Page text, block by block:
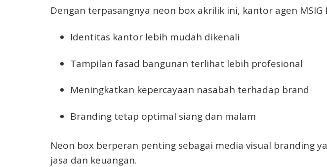
Dengan terpasangnya neon box akrilik ini, kantor agen
Identitas kantor lebih mudah dikenali
Tampilan fasad bangunan terlihat lebih profesional
Meningkatkan kepercayaan nasabah terhadap brand
Branding tetap optimal siang dan malam
Neon box berperan penting sebagai media visual branding
jasa dan keuangan.